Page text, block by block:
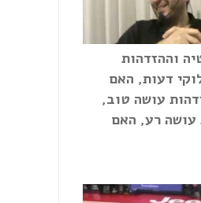
וההזדהות
דעות, האם
עושה טוב,
עושה רע, האם